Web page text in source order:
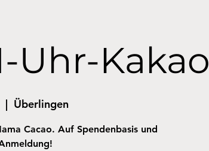
Uhr-Kakao
|
Überlingen
Cacao. Auf Spendenbasis und